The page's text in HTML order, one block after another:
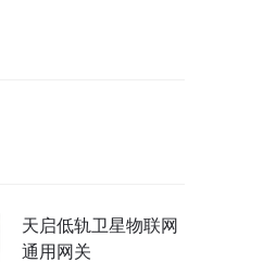
天启低轨卫星物联网
通用网关